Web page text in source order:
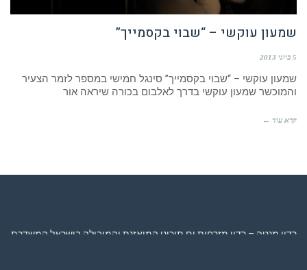
שמעון עוקשי – “שבוי בקסמייך”
5 ביוני 2013
שמעון עוקשי – “שבוי בקסמייך” סינגל חמישי במספר לזמר הצעיר
והמוכשר שמעון עוקשי בדרך לאלבום בכורה שיראה אור
קרא עוד ←
רדיו מנטה – רדיו מזרחית ים תיכוני המואזנת והמובילה בישראל המשדרת